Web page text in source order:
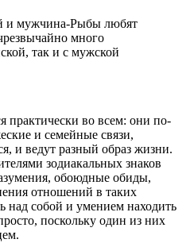
и мужчина-Рыбы любят
много
так и с мужской
практически во всем: они по-
и семейные связи,
и ведут разный образ жизни.
зодиакальных знаков
обоюдные обиды,
отношений в таких
над собой и умением находить
поскольку один из них